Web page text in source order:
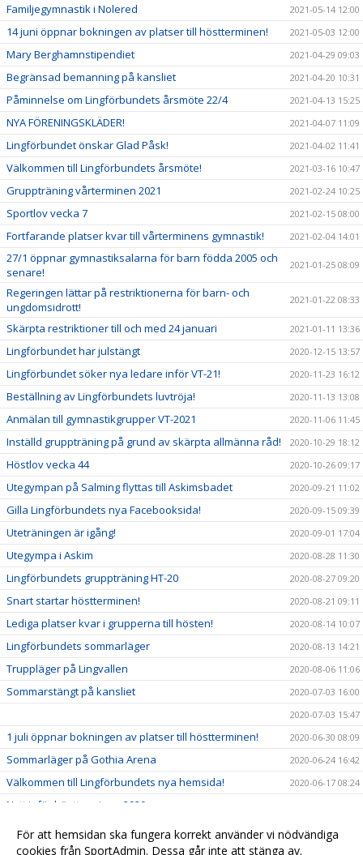
Familjegymnastik i Nolered 2021-05-14 12:00
14 juni öppnar bokningen av platser till höstterminen! 2021-05-03 12:00
Mary Berghamnstipendiet 2021-04-29 09:03
Begränsad bemanning på kansliet 2021-04-20 10:31
Påminnelse om Lingförbundets årsmöte 22/4 2021-04-13 15:25
NYA FÖRENINGSKLÄDER! 2021-04-07 11:09
Lingförbundet önskar Glad Påsk! 2021-04-02 11:41
Välkommen till Lingförbundets årsmöte! 2021-03-16 10:47
Gruppträning vårterminen 2021 2021-02-24 10:25
Sportlov vecka 7 2021-02-15 08:00
Fortfarande platser kvar till vårterminens gymnastik! 2021-02-04 14:01
27/1 öppnar gymnastiksalarna för barn födda 2005 och
senare!
2021-01-25 08:09
Regeringen lättar på restriktionerna för barn- och
ungdomsidrott!
2021-01-22 08:33
Skärpta restriktioner till och med 24 januari 2021-01-11 13:36
Lingförbundet har julstängt 2020-12-15 13:57
Lingförbundet söker nya ledare inför VT-21! 2020-11-23 16:12
Beställning av Lingförbundets luvtröja! 2020-11-13 13:08
Anmälan till gymnastikgrupper VT-2021 2020-11-06 11:45
Inställd gruppträning på grund av skärpta allmänna råd! 2020-10-29 18:12
Höstlov vecka 44 2020-10-26 09:17
Utegympan på Salming flyttas till Askimsbadet 2020-09-21 11:02
Gilla Lingförbundets nya Facebooksida! 2020-09-15 09:39
Uteträningen är igång! 2020-09-01 17:04
Utegympa i Askim 2020-08-28 11:30
Lingförbundets gruppträning HT-20 2020-08-27 09:20
Snart startar höstterminen! 2020-08-21 09:11
Lediga platser kvar i grupperna till hösten! 2020-08-14 10:07
Lingförbundets sommarläger 2020-08-13 14:21
Truppläger på Lingvallen 2020-08-06 11:06
Sommarstängt på kansliet
2020-07-03 16:00
2020-07-03 15:47
1 juli öppnar bokningen av platser till höstterminen! 2020-06-30 08:09
Sommarläger på Gothia Arena 2020-06-24 16:42
Välkommen till Lingförbundets nya hemsida! 2020-06-17 08:24
Nytt inför höstterminen 2020
Nytt datum för årsmötet - välkommen den 4 juni! 2020-05-25 10:21
Lingförbundet finns nu på Instagram! 2019-05-16 13:24
För att hemsidan ska fungera korrekt använder vi nödvändiga
cookies från SportAdmin. Dessa går inte att stänga av.